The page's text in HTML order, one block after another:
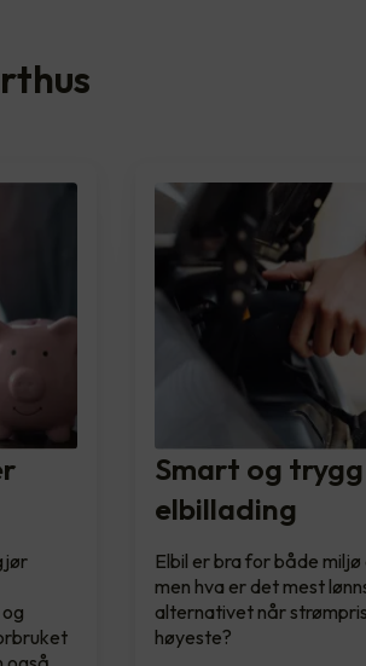
Smart og trygg
elbillading
Elbil er bra for både
men hva er det mest
alternativet når
høyeste?